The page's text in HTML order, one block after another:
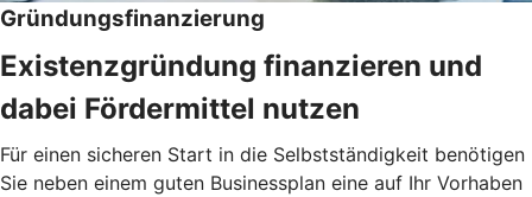
Gründungsfinanzierung
Existenzgründung finanzieren und
dabei Fördermittel nutzen
Für einen sicheren Start in die Selbstständigkeit benötigen
Sie neben einem guten Businessplan eine auf Ihr Vorhaben